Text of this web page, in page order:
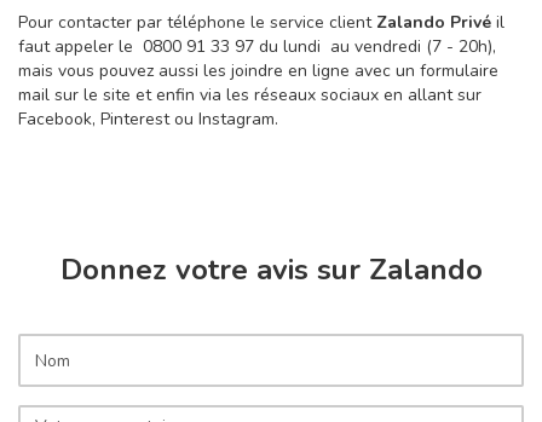
Pour contacter par téléphone le service clientZalando Privé il
faut appeler le 0800 91 33 97 du lundi au vendredi (7 - 20h),
mais vous pouvez aussi les joindre en ligne avec un formulaire
mail sur le site et enfin via les réseaux sociaux en allant sur
Facebook, Pinterest ou Instagram.
Donnez votre avis sur Zalando